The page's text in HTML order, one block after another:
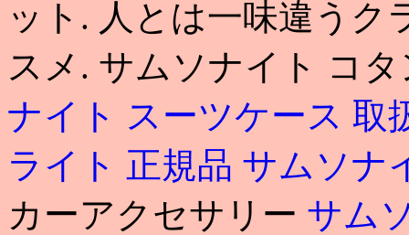
ット. 人とは一味違う
スメ. サムソナイト コ
ナイト スーツケース 取
ライト 正規品 サムソナ
カーアクセサリー サム